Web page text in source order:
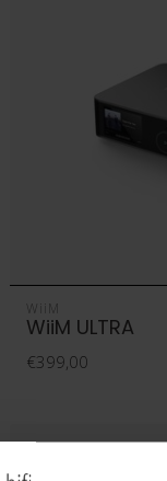
WiiM
WiiM ULTRA
€399,00